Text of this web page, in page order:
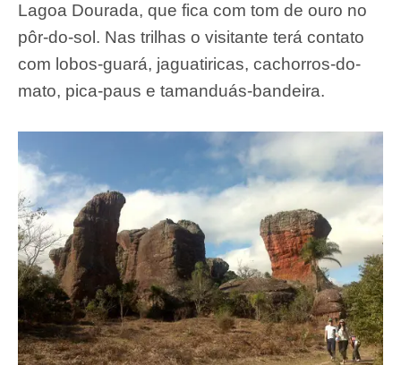
Lagoa Dourada, que fica com tom de ouro no
pôr-do-sol. Nas trilhas o visitante terá contato
com lobos-guará, jaguatiricas, cachorros-do-
mato, pica-paus e tamanduás-bandeira.